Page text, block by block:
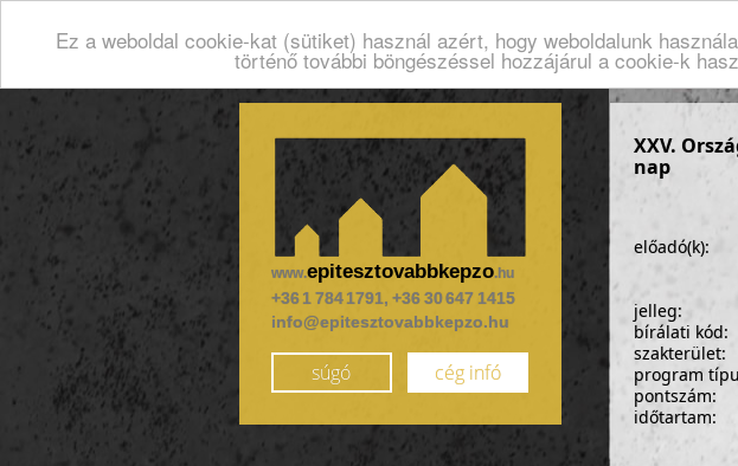
Ez a weboldal cookie-kat (sütiket) használ azért, hogy weboldalunk
történő további böngészéssel hozzájárul a cookie-k
www.epitesztovabbkepzo.hu
+36 1 784 1791, +36 30 647 1415
info@epitesztovabbkepzo.hu
súgó cég infó
XXV.
nap
előadó(k):
jelleg:
bírálati kód:
szakterület:
program
pontszám:
időtartam: